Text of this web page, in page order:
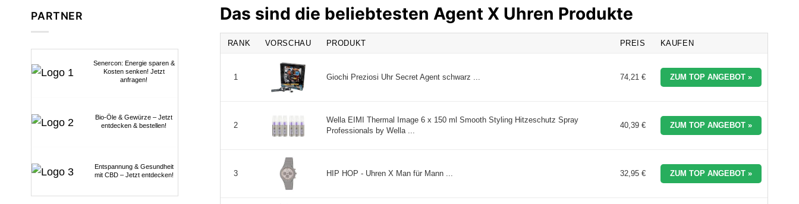
PARTNER
Senercon: Energie sparen &
Kosten senken! Jetzt
anfragen!
Bio-Öle & Gewürze – Jetzt
entdecken & bestellen!
Entspannung & Gesundheit
mit CBD – Jetzt entdecken!
Das sind die beliebtesten Agent X Uhren Produkte
RANK VORSCHAU PRODUKT PREIS KAUFEN
1 Giochi Preziosi Uhr Secret Agent schwarz ... 74,21 € ZUM TOP ANGEBOT »
2
Wella EIMI Thermal Image 6 x 150 ml Smooth Styling Hitzeschutz Spray
Professionals by Wella ...
40,39 € ZUM TOP ANGEBOT »
3 HIP HOP - Uhren X Man für Mann ... 32,95 € ZUM TOP ANGEBOT »